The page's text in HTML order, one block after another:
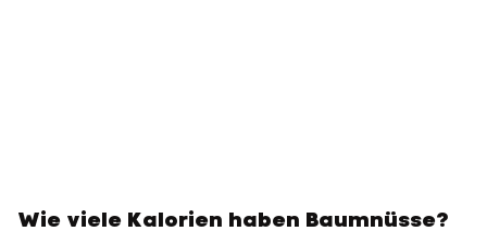
Wie viele Kalorien haben Baumnüsse?